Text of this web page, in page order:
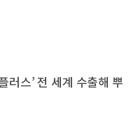
러스’ 전 세계 수출해 뿌